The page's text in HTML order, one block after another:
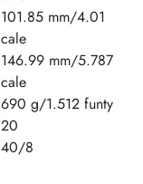
101.85 mm/4.01
cale
146.99 mm/5.787
cale
690 g/1.512 funty
20
40/8